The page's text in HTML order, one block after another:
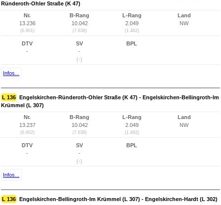
Ründeroth-Ohler Straße (K 47)
Nr.
13.236
(6.901)
B-Rang
10.042
(7.638)
L-Rang
2.049
(1.462)
Land
NW
DTV
-
SV
-
(-)
BPL
Infos...
L 136 Engelskirchen-Ründeroth-Ohler Straße (K 47) - Engelskirchen-Bellingroth-Im
Krümmel (L 307)
Nr.
13.237
(6.902)
B-Rang
10.042
(7.638)
L-Rang
2.049
(1.462)
Land
NW
DTV
-
SV
-
(-)
BPL
Infos...
L 136 Engelskirchen-Bellingroth-Im Krümmel (L 307) - Engelskirchen-Hardt (L 302)